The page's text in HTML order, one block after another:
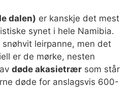
dalen) er kanskje det mest
synet i hele Namibia.
leirpanne, men det
er de mørke, nesten
døde akasietrær som står
døde for anslagsvis 600-